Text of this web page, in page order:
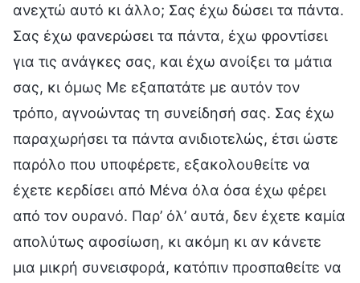
ανεχτώ αυτό κι άλλο; Σας έχω δώσει τα πάντα.
Σας έχω φανερώσει τα πάντα, έχω φροντίσει
για τις ανάγκες σας, και έχω ανοίξει τα μάτια
σας, κι όμως Με εξαπατάτε με αυτόν τον
τρόπο, αγνοώντας τη συνείδησή σας. Σας έχω
παραχωρήσει τα πάντα ανιδιοτελώς, έτσι ώστε
παρόλο που υποφέρετε, εξακολουθείτε να
έχετε κερδίσει από Μένα όλα όσα έχω φέρει
από τον ουρανό. Παρ’ όλ’ αυτά, δεν έχετε καμία
απολύτως αφοσίωση, κι ακόμη κι αν κάνετε
μια μικρή συνεισφορά, κατόπιν προσπαθείτε να